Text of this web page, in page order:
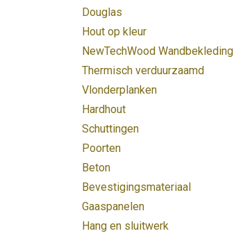
Douglas
Hout op kleur
NewTechWood Wandbekleding
Thermisch verduurzaamd
Vlonderplanken
Hardhout
Schuttingen
Poorten
Beton
Bevestigingsmateriaal
Gaaspanelen
Hang en sluitwerk